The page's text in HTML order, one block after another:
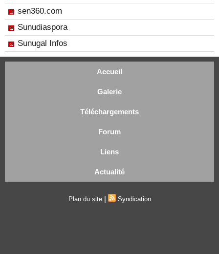
sen360.com
Sunudiaspora
Sunugal Infos
Accueil
Galerie
Téléchargements
Forum
Liens
Actualité
Plan du site | Syndication